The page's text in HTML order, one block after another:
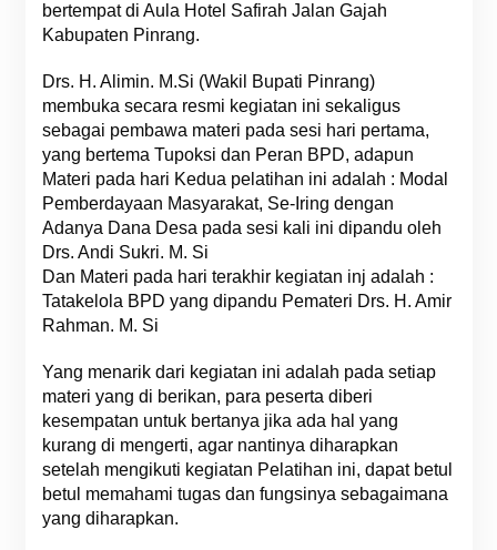
bertempat di Aula Hotel Safirah Jalan Gajah
Kabupaten Pinrang.
Drs. H. Alimin. M.Si (Wakil Bupati Pinrang)
membuka secara resmi kegiatan ini sekaligus
sebagai pembawa materi pada sesi hari pertama,
yang bertema Tupoksi dan Peran BPD, adapun
Materi pada hari Kedua pelatihan ini adalah : Modal
Pemberdayaan Masyarakat, Se-Iring dengan
Adanya Dana Desa pada sesi kali ini dipandu oleh
Drs. Andi Sukri. M. Si
Dan Materi pada hari terakhir kegiatan inj adalah :
Tatakelola BPD yang dipandu Pemateri Drs. H. Amir
Rahman. M. Si
Yang menarik dari kegiatan ini adalah pada setiap
materi yang di berikan, para peserta diberi
kesempatan untuk bertanya jika ada hal yang
kurang di mengerti, agar nantinya diharapkan
setelah mengikuti kegiatan Pelatihan ini, dapat betul
betul memahami tugas dan fungsinya sebagaimana
yang diharapkan.